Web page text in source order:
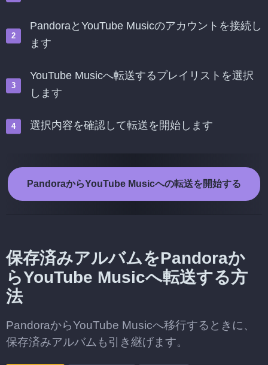
PandoraとYouTube Musicのアカウントを接続し
ます
YouTube Musicへ転送するプレイリストを選択
します
選択内容を確認して転送を開始します
PandoraからYouTube Musicへの転送を開始する
保存済みアルバムをPandoraか
らYouTube Musicへ転送する方
法
PandoraからYouTube Musicへ移行するときに、
保存済みアルバムも引き継げます。